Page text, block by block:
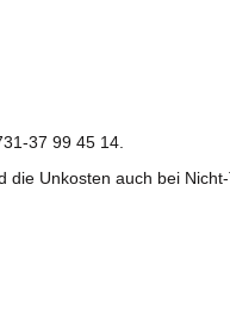
37 99 45 14.
Unkosten auch bei